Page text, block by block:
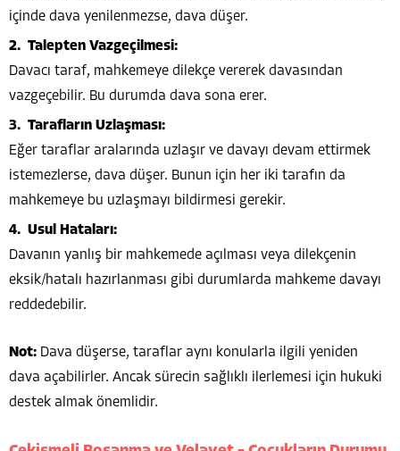
içinde dava yenilenmezse, dava düşer.
Talepten Vazgeçilmesi:
Davacı taraf, mahkemeye dilekçe vererek davasından
vazgeçebilir. Bu durumda dava sona erer.
Tarafların Uzlaşması:
Eğer taraflar aralarında uzlaşır ve davayı devam ettirmek
istemezlerse, dava düşer. Bunun için her iki tarafın da
mahkemeye bu uzlaşmayı bildirmesi gerekir.
Usul Hataları:
Davanın yanlış bir mahkemede açılması veya dilekçenin
eksik/hatalı hazırlanması gibi durumlarda mahkeme davayı
reddedebilir.
Not: Dava düşerse, taraflar aynı konularla ilgili yeniden
dava açabilirler. Ancak sürecin sağlıklı ilerlemesi için hukuki
destek almak önemlidir.